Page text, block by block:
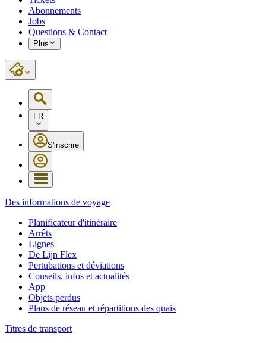
Abonnements
Jobs
Questions & Contact
Plus
FR
S'inscrire
Des informations de voyage
Planificateur d'itinéraire
Arrêts
Lignes
De Lijn Flex
Pertubations et déviations
Conseils, infos et actualités
App
Objets perdus
Plans de réseau et répartitions des quais
Titres de transport